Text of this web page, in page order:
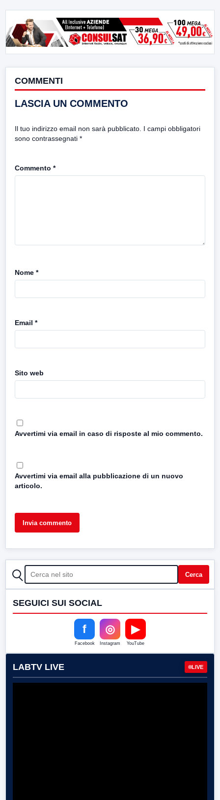
COMMENTI
LASCIA UN COMMENTO
Il tuo indirizzo email non sarà pubblicato. I campi obbligatori
sono contrassegnati *
Commento *
Nome *
Email *
Sito web
Avvertimi via email in caso di risposte al mio commento.
Avvertimi via email alla pubblicazione di un nuovo
articolo.
CERCA Cerca
SEGUICI SUI SOCIAL
f
Facebook
◎
Instagram
▶
YouTube
LABTV LIVE LIVE